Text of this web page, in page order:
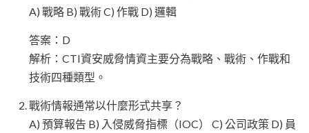
A) 戰略 B) 戰術 C) 作戰 D) 邏輯
答案：D
解析：CTI資安威脅情資主要分為戰略、戰術、作戰和
技術四種類型。
戰術情報通常以什麼形式共享？
A) 預算報告 B) 入侵威脅指標（IOC） C) 公司政策 D) 員